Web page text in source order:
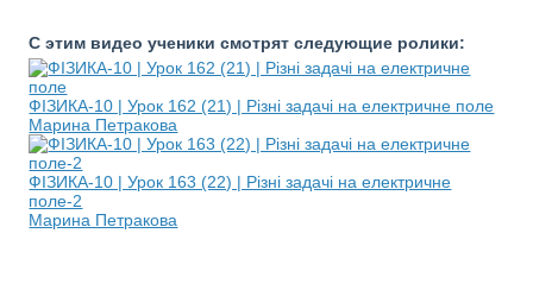
С этим видео ученики смотрят следующие ролики:
ФІЗИКА-10 | Урок 162 (21) | Різні задачі на електричне поле
Марина Петракова
ФІЗИКА-10 | Урок 163 (22) | Різні задачі на електричне
поле-2
Марина Петракова